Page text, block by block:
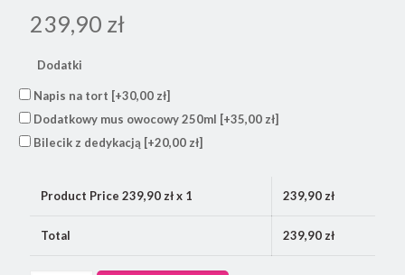
239,90 zł
Dodatki
Napis na tort [+30,00 zł]
Dodatkowy mus owocowy 250ml [+35,00 zł]
Bilecik z dedykacją [+20,00 zł]
Product Price 239,90 zł x 1 239,90 zł
Total 239,90 zł